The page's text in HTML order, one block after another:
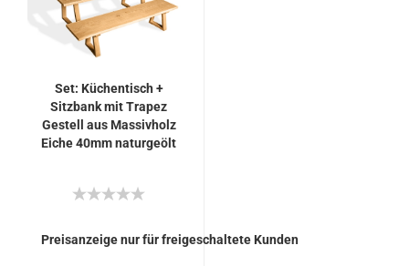
Set: Küchentisch +
Sitzbank mit Trapez
Gestell aus Massivholz
Eiche 40mm naturgeölt
Preisanzeige nur für freigeschaltete Kunden